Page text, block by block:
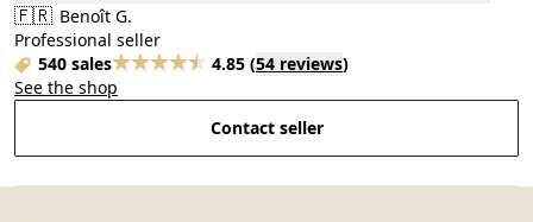
🇫🇷 Benoît G.
Professional seller
540 sales
4.85 (54 reviews)
See the shop
Contact seller